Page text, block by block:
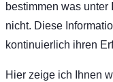
bestimmen was
nicht. Diese
kontinuierlich ihren
Hier zeige ich Ihnen